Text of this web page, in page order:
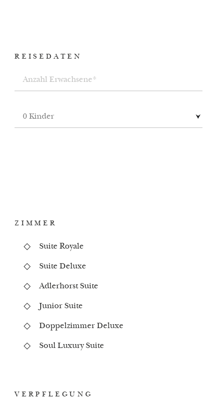
REISEDATEN
0 Kinder
ZIMMER
Suite Royale
Suite Deluxe
Adlerhorst Suite
Junior Suite
Doppelzimmer Deluxe
Soul Luxury Suite
VERPFLEGUNG